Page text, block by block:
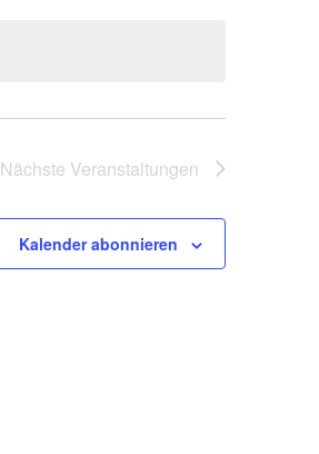
Nächste Veranstaltungen
Kalender abonnieren